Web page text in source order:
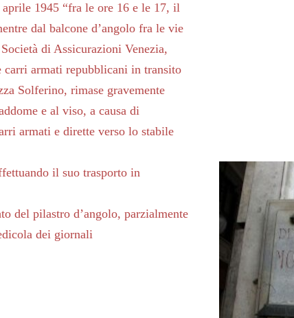
1945 “fra le ore 16 e le 17, il
dal balcone d’angolo fra le vie
di Assicurazioni Venezia,
carri armati repubblicani in transito
Solferino, rimase gravemente
e al viso, a causa di
armati e dirette verso lo stabile
il suo trasporto in
del pilastro d’angolo, parzialmente
dei giornali